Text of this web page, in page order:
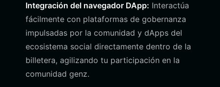
Integración del navegador DApp: Interactúa
fácilmente con plataformas de gobernanza
impulsadas por la comunidad y dApps del
ecosistema social directamente dentro de la
billetera, agilizando tu participación en la
comunidad genz.